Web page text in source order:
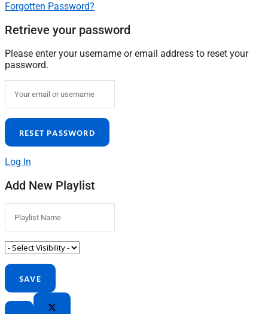
Forgotten Password?
Retrieve your password
Please enter your username or email address to reset your
password.
Log In
Add New Playlist